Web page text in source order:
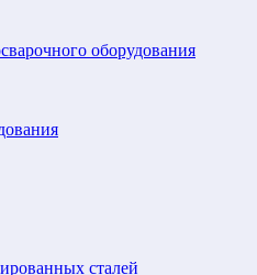
оборудования
сталей